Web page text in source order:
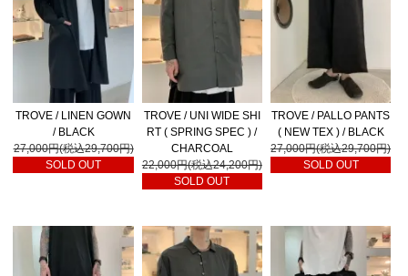
TROVE / LINEN GOWN
/ BLACK
27,000円(税込29,700円)
SOLD OUT
TROVE / UNI WIDE SHI
RT ( SPRING SPEC ) /
CHARCOAL
22,000円(税込24,200円)
SOLD OUT
TROVE / PALLO PANTS
( NEW TEX ) / BLACK
27,000円(税込29,700円)
SOLD OUT